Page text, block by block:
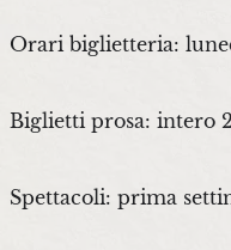
Orari biglietteria:
Biglietti prosa: intero
Spettacoli: prima